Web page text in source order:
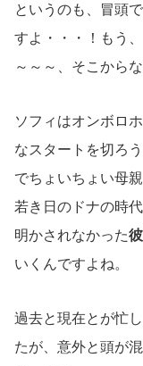
というのも、冒頭で
すよ・・・！もう
～～～、そこから
ソフィはオンボロ
なスタートを切ろ
でちょいちょい母
若き日のドナの時
明かされなかった
いくんですよね。
過去と現在とが忙
たが、意外と頭が